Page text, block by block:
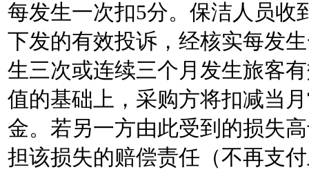
每发生一次扣5分。保洁人员收
下发的有效投诉，经核实每发
生三次或连续三个月发生旅客
值的基础上，采购方将扣减当
金。若另一方由此受到的损失
担该损失的赔偿责任（不再支